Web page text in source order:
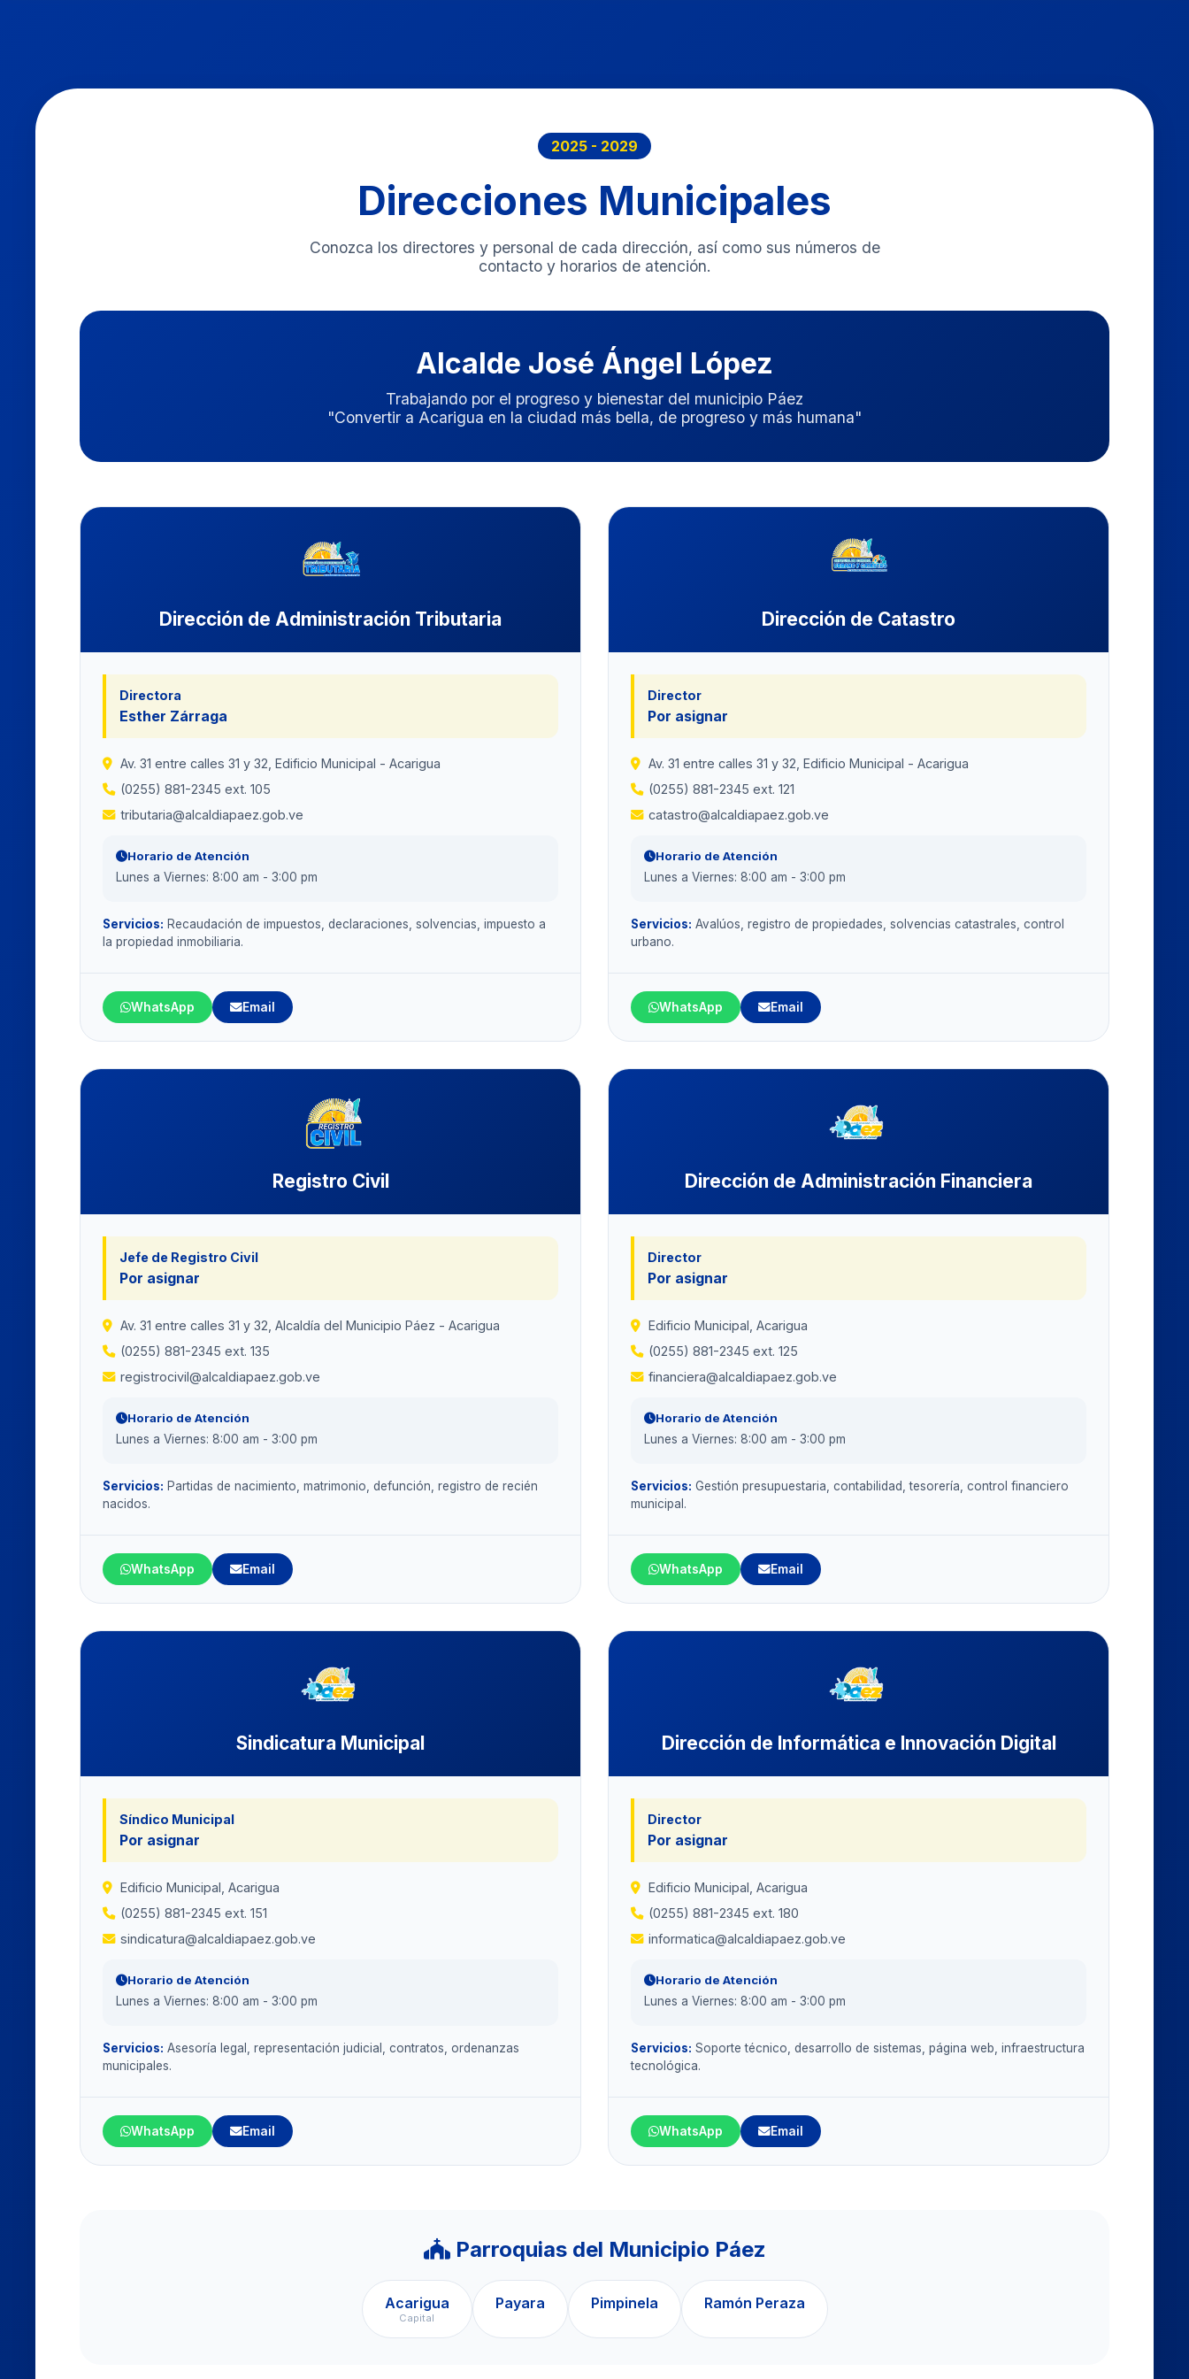
2025 - 2029
Direcciones Municipales
Conozca los directores y personal de cada dirección, así como sus números de
contacto y horarios de atención.
Alcalde José Ángel López
Trabajando por el progreso y bienestar del municipio Páez
"Convertir a Acarigua en la ciudad más bella, de progreso y más humana"
Dirección de Administración Tributaria
Directora
Esther Zárraga
Av. 31 entre calles 31 y 32, Edificio Municipal - Acarigua
(0255) 881-2345 ext. 105
tributaria@alcaldiapaez.gob.ve
Horario de Atención
Lunes a Viernes: 8:00 am - 3:00 pm
Servicios: Recaudación de impuestos, declaraciones, solvencias, impuesto a
la propiedad inmobiliaria.
WhatsApp Email
Dirección de Catastro
Director
Por asignar
Av. 31 entre calles 31 y 32, Edificio Municipal - Acarigua
(0255) 881-2345 ext. 121
catastro@alcaldiapaez.gob.ve
Horario de Atención
Lunes a Viernes: 8:00 am - 3:00 pm
Servicios: Avalúos, registro de propiedades, solvencias catastrales, control
urbano.
WhatsApp Email
Registro Civil
Jefe de Registro Civil
Por asignar
Av. 31 entre calles 31 y 32, Alcaldía del Municipio Páez - Acarigua
(0255) 881-2345 ext. 135
registrocivil@alcaldiapaez.gob.ve
Horario de Atención
Lunes a Viernes: 8:00 am - 3:00 pm
Servicios: Partidas de nacimiento, matrimonio, defunción, registro de recién
nacidos.
WhatsApp Email
Dirección de Administración Financiera
Director
Por asignar
Edificio Municipal, Acarigua
(0255) 881-2345 ext. 125
financiera@alcaldiapaez.gob.ve
Horario de Atención
Lunes a Viernes: 8:00 am - 3:00 pm
Servicios: Gestión presupuestaria, contabilidad, tesorería, control financiero
municipal.
WhatsApp Email
Sindicatura Municipal
Síndico Municipal
Por asignar
Edificio Municipal, Acarigua
(0255) 881-2345 ext. 151
sindicatura@alcaldiapaez.gob.ve
Horario de Atención
Lunes a Viernes: 8:00 am - 3:00 pm
Servicios: Asesoría legal, representación judicial, contratos, ordenanzas
municipales.
WhatsApp Email
Dirección de Informática e Innovación Digital
Director
Por asignar
Edificio Municipal, Acarigua
(0255) 881-2345 ext. 180
informatica@alcaldiapaez.gob.ve
Horario de Atención
Lunes a Viernes: 8:00 am - 3:00 pm
Servicios: Soporte técnico, desarrollo de sistemas, página web, infraestructura
tecnológica.
WhatsApp Email
Parroquias del Municipio Páez
Acarigua
Capital
Payara Pimpinela Ramón Peraza